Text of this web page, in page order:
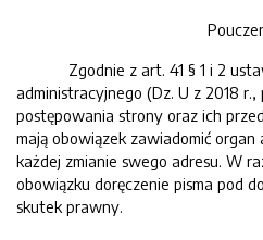
Zgodnie z art. 41 § 1 i 2
administracyjnego (Dz. U z 2018
postępowania strony oraz ich
mają obowiązek zawiadomić organ
każdej zmianie swego adresu. W
obowiązku doręczenie pisma pod
skutek prawny.